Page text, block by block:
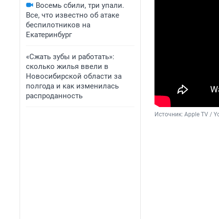
Восемь сбили, три упали.
Все, что известно об атаке
беспилотников на
Екатеринбург
«Сжать зубы и работать»:
сколько жилья ввели в
Новосибирской области за
полгода и как изменилась
распроданность
Источник: Apple TV /